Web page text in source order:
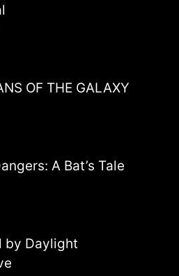
OF THE GALAXY
A Bat’s Tale
by Daylight